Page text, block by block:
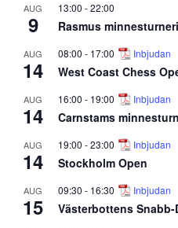
AUG
9
13:00 -22:00
Rasmus
AUG
14
08:00 - 17:00 Inbjudan
West Coast Chess
AUG
14
16:00 - 19:00 Inbjudan
Carnstams
AUG
14
19:00 -23:00 Inbjudan
Stockholm Open
AUG
15
09:30 - 16:30 Inbjudan
Västerbottens Snabb-